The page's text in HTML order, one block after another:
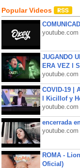
Popular Videos
youtube.com
JUGANDO
ERA VEZ l
youtube.com
COVID-19 |
l Kicillof y
youtube.com
encerrada
youtube.com
ROMA -
Oficial)